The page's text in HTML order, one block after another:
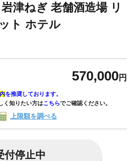
津ねぎ 老舗酒造場 リ
ト ホテル
570,000円
を推奨しております。
く知りたい方はこちらでご確認ください。
上限額を調べる
付停止中